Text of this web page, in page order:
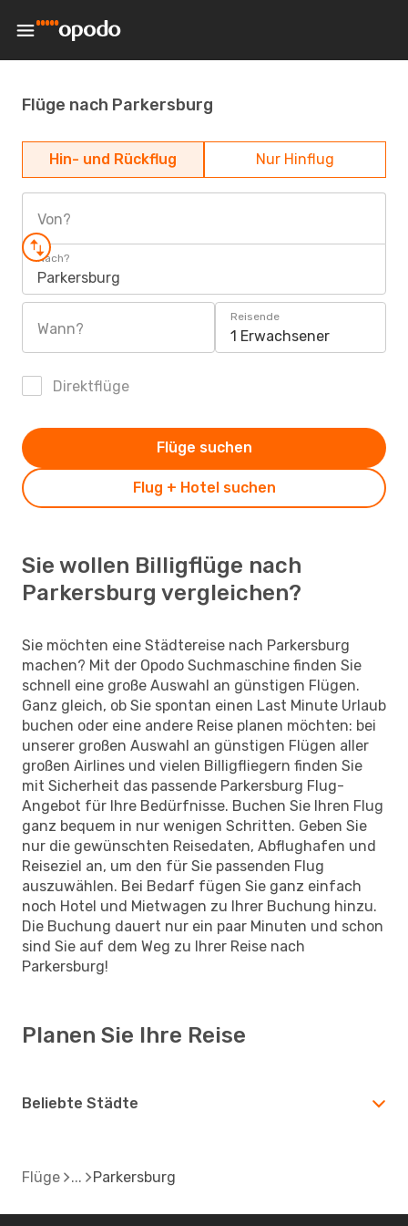
Flüge nach Parkersburg
Hin- und Rückflug Nur Hinflug
Von?
Nach?
Parkersburg
Wann?
Reisende
1 Erwachsener
Direktflüge
Flug + Hotel suchen
Flüge suchen
Sie wollen Billigflüge nach
Parkersburg vergleichen?
Sie möchten eine Städtereise nach Parkersburg
machen? Mit der Opodo Suchmaschine finden Sie
schnell eine große Auswahl an günstigen Flügen.
Ganz gleich, ob Sie spontan einen Last Minute Urlaub
buchen oder eine andere Reise planen möchten: bei
unserer großen Auswahl an günstigen Flügen aller
großen Airlines und vielen Billigfliegern finden Sie
mit Sicherheit das passende Parkersburg Flug-
Angebot für Ihre Bedürfnisse. Buchen Sie Ihren Flug
ganz bequem in nur wenigen Schritten. Geben Sie
nur die gewünschten Reisedaten, Abflughafen und
Reiseziel an, um den für Sie passenden Flug
auszuwählen. Bei Bedarf fügen Sie ganz einfach
noch Hotel und Mietwagen zu Ihrer Buchung hinzu.
Die Buchung dauert nur ein paar Minuten und schon
sind Sie auf dem Weg zu Ihrer Reise nach
Parkersburg!
Planen Sie Ihre Reise
Beliebte Städte
Flüge Parkersburg